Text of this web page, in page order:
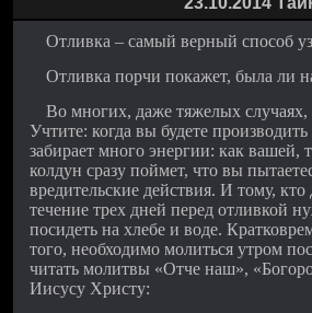
Отливка – самый верный способ
Отливка порчи покажет, была ли
Во многих, даже тяжелых случаях,
Учтите: когда вы будете
забирает много энергии: как вашей,
колдун сразу поймет, что вы
вредительские действия. И тому,
течение трех дней перед отливкой
посидеть на хлебе и воде.
того, необходимо молиться утром
читать молитвы «Отче наш»,
Иисусу Христу: